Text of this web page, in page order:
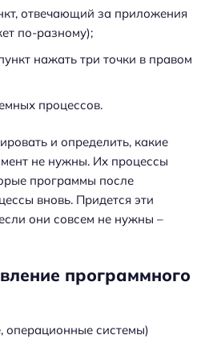
отвечающий за приложения
по-разному);
нажать три точки в правом
процессов.
и определить, какие
не нужны. Их процессы
программы после
вновь. Придется эти
они совсем не нужны –
программного
операционные системы)